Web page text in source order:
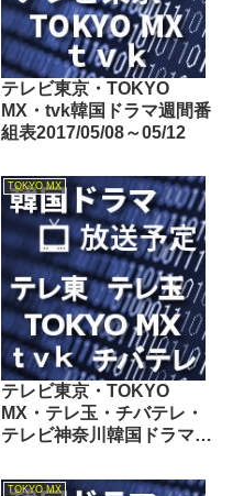
テレビ東京・TOKYO
MX・tvk韓国ドラマ週間番
組表2017/05/08～05/12
TOKYO MX
テレビ東京・TOKYO
MX・テレ玉・チバテレ・
テレビ神奈川韓国ドラマ週
10/24
TOKYO MX